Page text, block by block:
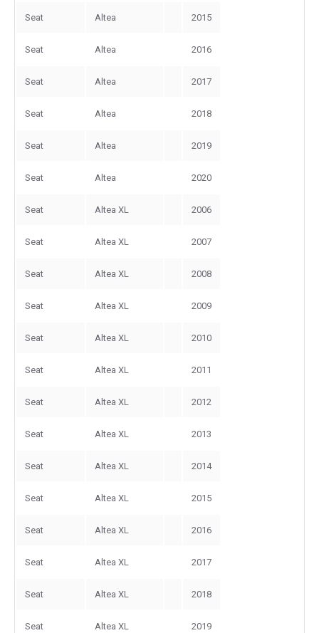
Seat Altea 2015
Seat Altea 2016
Seat Altea 2017
Seat Altea 2018
Seat Altea 2019
Seat Altea 2020
Seat Altea XL 2006
Seat Altea XL 2007
Seat Altea XL 2008
Seat Altea XL 2009
Seat Altea XL 2010
Seat Altea XL 2011
Seat Altea XL 2012
Seat Altea XL 2013
Seat Altea XL 2014
Seat Altea XL 2015
Seat Altea XL 2016
Seat Altea XL 2017
Seat Altea XL 2018
Seat Altea XL 2019